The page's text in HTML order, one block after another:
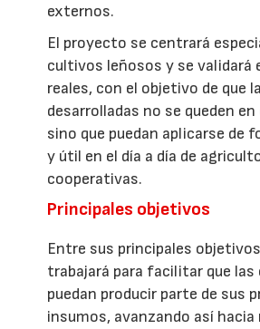
externos.
El proyecto se centrará
cultivos leñosos y se validará
reales, con el objetivo de que
desarrolladas no se queden
sino que puedan aplicarse de
y útil en el día a día de
cooperativas.
Principales objetivos
Entre sus principales
trabajará para facilitar que
puedan producir parte de sus
insumos, avanzando así hacia